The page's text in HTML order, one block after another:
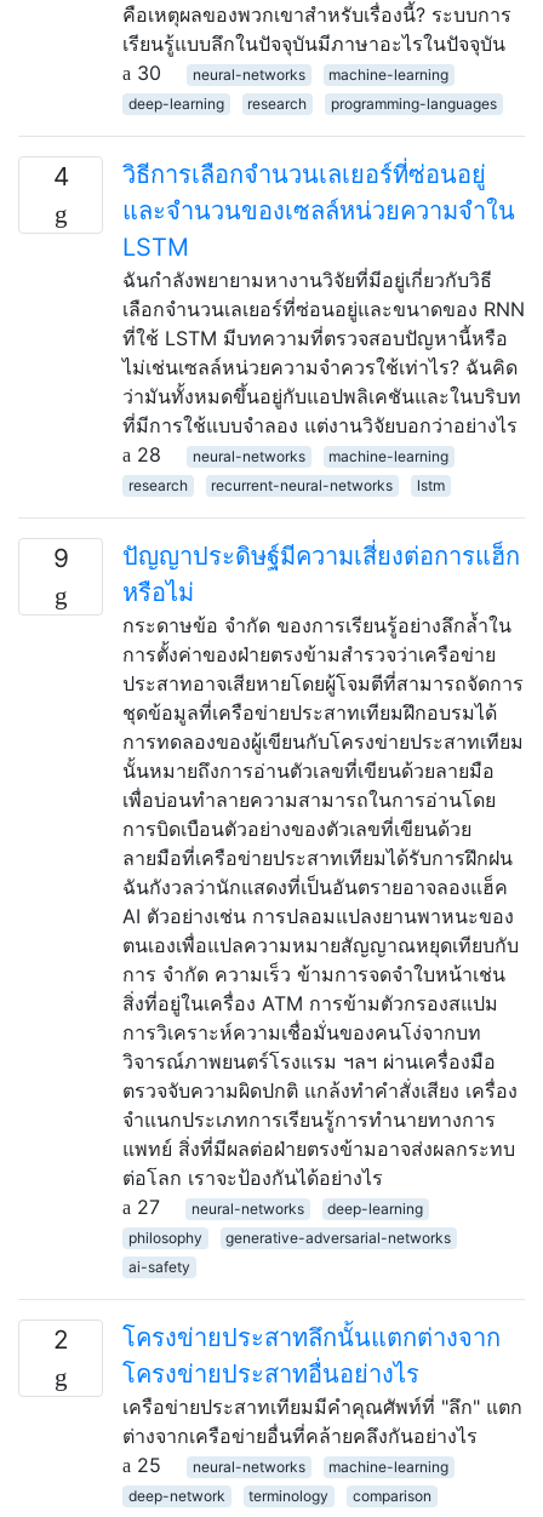
คือเหตุผลของพวกเขาสำหรับเรื่องนี้? ระบบการ
เรียนรู้แบบลึกในปัจจุบันมีภาษาอะไรในปัจจุบัน
30
neural-networks
machine-learning
deep-learning
research programming-languages
4
วิธีการเลือกจำนวนเลเยอร์ที่ซ่อนอยู่
และจำนวนของเซลล์หน่วยความจำใน
LSTM
ฉันกำลังพยายามหางานวิจัยที่มีอยู่เกี่ยวกับวิธี
เลือกจำนวนเลเยอร์ที่ซ่อนอยู่และขนาดของ RNN
ที่ใช้ LSTM มีบทความที่ตรวจสอบปัญหานี้หรือ
ไม่เช่นเซลล์หน่วยความจำควรใช้เท่าไร? ฉันคิด
ว่ามันทั้งหมดขึ้นอยู่กับแอปพลิเคชันและในบริบท
ที่มีการใช้แบบจำลอง แต่งานวิจัยบอกว่าอย่างไร
28
neural-networks
machine-learning
research
recurrent-neural-networks lstm
9
ปัญญาประดิษฐ์มีความเสี่ยงต่อการแฮ็ก
หรือไม่
กระดาษข้อ จำกัด ของการเรียนรู้อย่างลึกล้ำใน
การตั้งค่าของฝ่ายตรงข้ามสำรวจว่าเครือข่าย
ประสาทอาจเสียหายโดยผู้โจมตีที่สามารถจัดการ
ชุดข้อมูลที่เครือข่ายประสาทเทียมฝึกอบรมได้
การทดลองของผู้เขียนกับโครงข่ายประสาทเทียม
นั้นหมายถึงการอ่านตัวเลขที่เขียนด้วยลายมือ
เพื่อบ่อนทำลายความสามารถในการอ่านโดย
การบิดเบือนตัวอย่างของตัวเลขที่เขียนด้วย
ลายมือที่เครือข่ายประสาทเทียมได้รับการฝึกฝน
ฉันกังวลว่านักแสดงที่เป็นอันตรายอาจลองแฮ็ค
AI ตัวอย่างเช่น การปลอมแปลงยานพาหนะของ
ตนเองเพื่อแปลความหมายสัญญาณหยุดเทียบกับ
การ จำกัด ความเร็ว ข้ามการจดจำใบหน้าเช่น
สิ่งที่อยู่ในเครื่อง ATM การข้ามตัวกรองสแปม
การวิเคราะห์ความเชื่อมั่นของคนโง่จากบท
วิจารณ์ภาพยนตร์โรงแรม ฯลฯ ผ่านเครื่องมือ
ตรวจจับความผิดปกติ แกล้งทำคำสั่งเสียง เครื่อง
จำแนกประเภทการเรียนรู้การทำนายทางการ
แพทย์ สิ่งที่มีผลต่อฝ่ายตรงข้ามอาจส่งผลกระทบ
ต่อโลก เราจะป้องกันได้อย่างไร
27
neural-networks
deep-learning
philosophy
generative-adversarial-networks
ai-safety
2
โครงข่ายประสาทลึกนั้นแตกต่างจาก
โครงข่ายประสาทอื่นอย่างไร
เครือข่ายประสาทเทียมมีคำคุณศัพท์ที่ "ลึก" แตก
ต่างจากเครือข่ายอื่นที่คล้ายคลึงกันอย่างไร
25
neural-networks
machine-learning
deep-network
terminology comparison